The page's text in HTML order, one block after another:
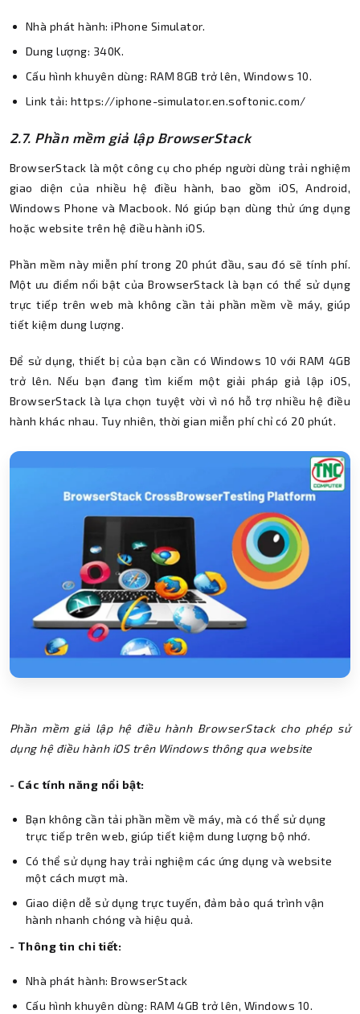
Nhà phát hành: iPhone Simulator.
Dung lượng: 340K.
Cấu hình khuyên dùng: RAM 8GB trở lên, Windows 10.
Link tải: https://iphone-simulator.en.softonic.com/
2.7. Phần mềm giả lập BrowserStack
BrowserStack là một công cụ cho phép người dùng trải nghiệm
giao diện của nhiều hệ điều hành, bao gồm iOS, Android,
Windows Phone và Macbook. Nó giúp bạn dùng thử ứng dụng
hoặc website trên hệ điều hành iOS.
Phần mềm này miễn phí trong 20 phút đầu, sau đó sẽ tính phí.
Một ưu điểm nổi bật của BrowserStack là bạn có thể sử dụng
trực tiếp trên web mà không cần tải phần mềm về máy, giúp
tiết kiệm dung lượng.
Để sử dụng, thiết bị của bạn cần có Windows 10 với RAM 4GB
trở lên. Nếu bạn đang tìm kiếm một giải pháp giả lập iOS,
BrowserStack là lựa chọn tuyệt vời vì nó hỗ trợ nhiều hệ điều
hành khác nhau. Tuy nhiên, thời gian miễn phí chỉ có 20 phút.
Phần mềm giả lập hệ điều hành BrowserStack cho phép sử
dụng hệ điều hành iOS trên Windows thông qua website
- Các tính năng nổi bật:
Bạn không cần tải phần mềm về máy, mà có thể sử dụng
trực tiếp trên web, giúp tiết kiệm dung lượng bộ nhớ.
Có thể sử dụng hay trải nghiệm các ứng dụng và website
một cách mượt mà.
Giao diện dễ sử dụng trực tuyến, đảm bảo quá trình vận
hành nhanh chóng và hiệu quả.
- Thông tin chi tiết:
Nhà phát hành: BrowserStack
Cấu hình khuyên dùng: RAM 4GB trở lên, Windows 10.